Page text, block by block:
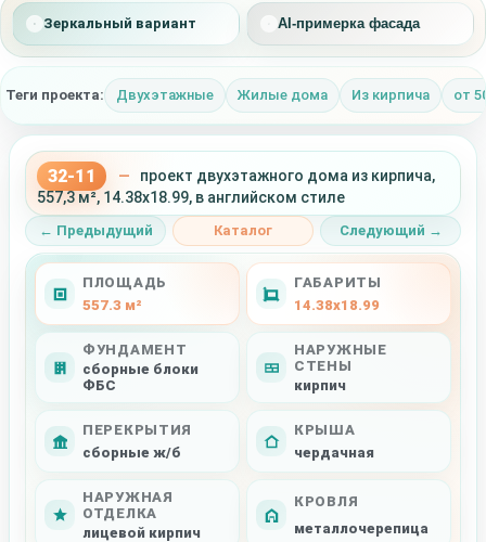
Зеркальный вариант AI-примерка фасада
Теги проекта: Двухэтажные Жилые дома Из кирпича от
32-11 —
проект двухэтажного дома из кирпича,
557,3 м², 14.38x18.99, в английском стиле
← Предыдущий Каталог Следующий →
ПЛОЩАДЬ
557.3 м²
ГАБАРИТЫ
14.38x18.99
ФУНДАМЕНТ
сборные блоки
ФБС
НАРУЖНЫЕ
СТЕНЫ
кирпич
ПЕРЕКРЫТИЯ
сборные ж/б
КРЫША
чердачная
НАРУЖНАЯ
ОТДЕЛКА
лицевой кирпич
КРОВЛЯ
металлочерепица